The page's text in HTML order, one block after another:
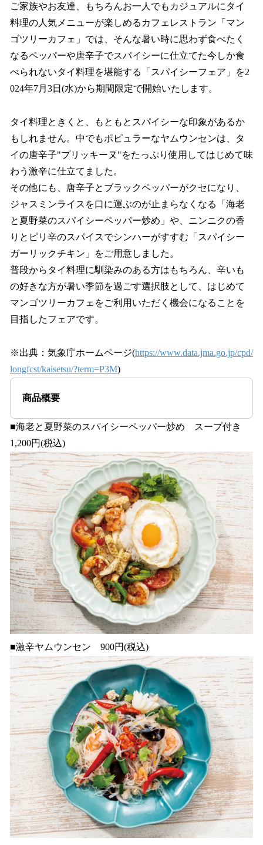
ご家族やお友達、もちろんお一人でもカジュアルにタイ
料理の人気メニューが楽しめるカフェレストラン「マン
ゴツリーカフェ」では、そんな暑い時に思わず食べたく
なるペッパーや唐辛子でスパイシーに仕立てた今しか食
べられないタイ料理を堪能する「スパイシーフェア」を2
024年7月3日(水)から期間限定で開始いたします。
タイ料理ときくと、もともとスパイシーな印象があるか
もしれません。中でもポピュラーなヤムウンセンは、タ
イの唐辛子"プリッキーヌ"をたっぷり使用してはじめて味
わう激辛に仕立てました。
その他にも、唐辛子とブラックペッパーがクセになり、
ジャスミンライスを口に運ぶのが止まらなくなる「海老
と夏野菜のスパイシーペッパー炒め」や、ニンニクの香
りとピリ辛のスパイスでシンハーがすすむ「スパイシー
ガーリックチキン」をご用意しました。
普段からタイ料理に馴染みのある方はもちろん、辛いも
の好きな方が暑い季節を過ごす選択肢として、はじめて
マンゴツリーカフェをご利用いただく機会になることを
目指したフェアです。
※出典：気象庁ホームページ(https://www.data.jma.go.jp/cpd/
longfcst/kaisetsu/?term=P3M)
商品概要
■海老と夏野菜のスパイシーペッパー炒め スープ付き
1,200円(税込)
■激辛ヤムウンセン 900円(税込)